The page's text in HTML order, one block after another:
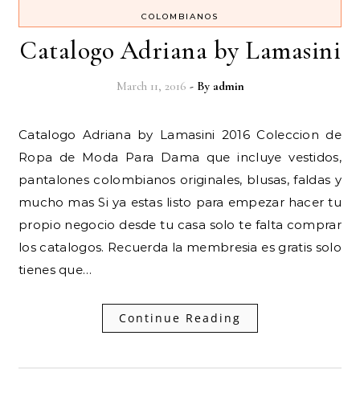
COLOMBIANOS
Catalogo Adriana by Lamasini
March 11, 2016 - By admin
Catalogo Adriana by Lamasini 2016 Coleccion de
Ropa de Moda Para Dama que incluye vestidos,
pantalones colombianos originales, blusas, faldas y
mucho mas Si ya estas listo para empezar hacer tu
propio negocio desde tu casa solo te falta comprar
los catalogos. Recuerda la membresia es gratis solo
tienes que…
Continue Reading